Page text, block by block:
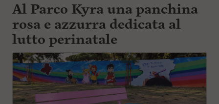
Al Parco Kyra una panchina
rosa e azzurra dedicata al
lutto perinatale